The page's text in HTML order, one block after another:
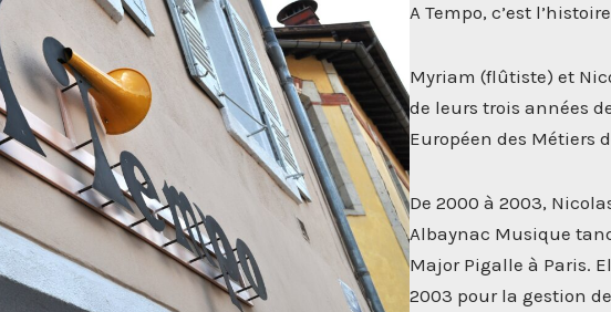
A Tempo, c’est
Myriam (flûtiste) et
de leurs trois années
Européen des Métiers
De 2000 à 2003,
Albaynac Musique
Major Pigalle à Paris.
2003 pour la gestion